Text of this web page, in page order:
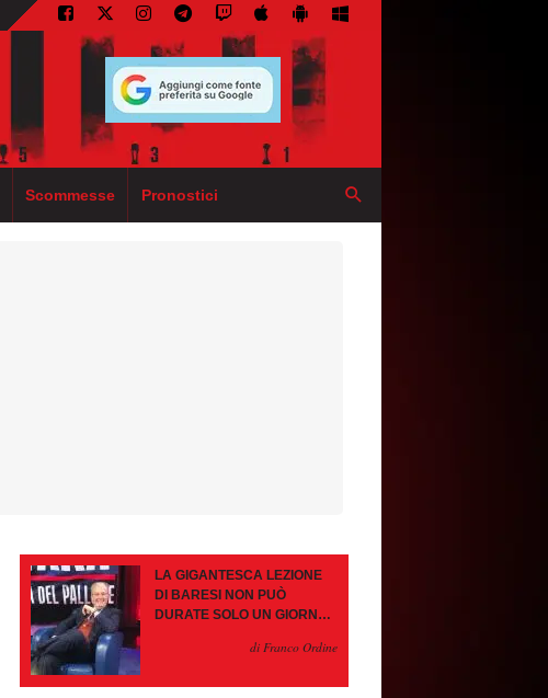
Scommesse Pronostici
LA GIGANTESCA LEZIONE
DI BARESI NON PUÒ
DURATE SOLO UN GIORNO.
CONTROMOSSEdi Franco Ordine